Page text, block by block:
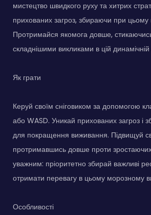
мистецтво швидкого руху та хитрих
прихованих загроз, збираючи при цьому
Протримайся якомога довше,
складнішими викликами в цій динамічній
Як грати
Керуй своїм сніговиком за допомогою
або WASD. Уникай прихованих загроз і
для покращення виживання. Підвищуй
протримавшись довше проти
уважним: пріоритетно збирай важливі
отримати перевагу в цьому морозному
Особливості